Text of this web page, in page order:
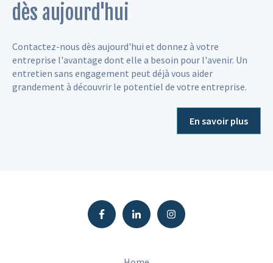
dès aujourd'hui
Contactez-nous dès aujourd'hui et donnez à votre
entreprise l'avantage dont elle a besoin pour l'avenir. Un
entretien sans engagement peut déjà vous aider
grandement à découvrir le potentiel de votre entreprise.
En savoir plus